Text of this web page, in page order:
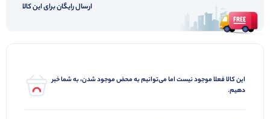
ارسال رایگان برای این کالا
این کالا فعلا موجود نیست اما می‌توانیم به محض موجود شدن، به شما خبر
دهیم.